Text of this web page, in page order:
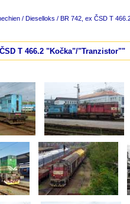
/ Dieselloks / BR 742, ex ČSD T
T 466.2 "Kočka"/"Tranzistor""